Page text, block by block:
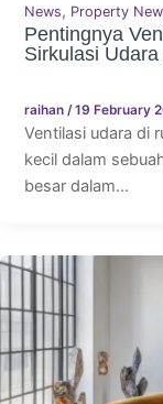
News, Property
Pentingnya
Sirkulasi
raihan /19 February
Ventilasi udara di
kecil dalam
besar dalam…